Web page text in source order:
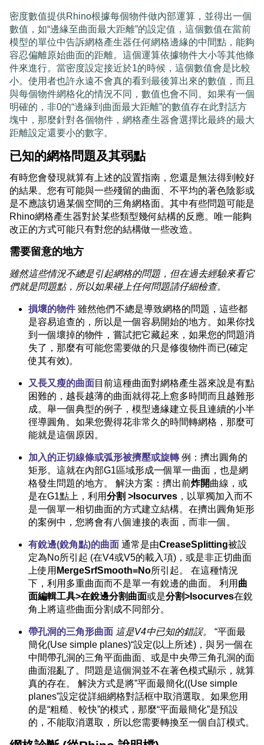
密度數值提供Rhino根據每個物件做內部運算，並得出一個
數值，如“邊緣至曲面最大距離”的設定值，這個數值在當前
模型的單位中告訴網格產生器任何網格邊緣的中間點，能夠
容忍偏離原始曲面的距離。這個運算依據物件大小等其他條
件來進行。當密度設定接近於1的時候，這個數值會是比較
小。使用者也許永遠不會真的看到最後算出來的數值，而且
與每個物件網格化的情況不同，數值也會不同。如果有一個
明確的，非0的“邊緣到曲面最大距離”的數值存在此對話方
塊中，那麼針對各個物件，網格產生器會選擇比最終的最大
距離設定還要小的數字。
已知的網格問題及其弱點
有時您會發現就算有上述的設置指南，您還是無法得到較好
的結果。您有可能與一些殘留的曲面、不平均的著色陰影或
是不應該切過某個空間的三角網格面。其中有些問題可能是
Rhino網格產生器對於某些類型幾何結構的反應。唯一能夠
改正的方式可能只有對您的結構做一些改造。
需要留意的地方
雖然這些情況不總是引起網格的問題，但在過去經驗來看它
們就是問題點，所以如果碰上任何問題請仔細檢查。
損壞的物件雖然他們不總是導致網格的問題，這些都
是容易追查的，所以是一個容易開始的地方。如果你找
到一個壞掉的物件，嘗試把它藏起來，如果您的問題消
失了，那麼有可能您需要做的只是修復物件而已(確定
使其有效)。
又長又瘦的曲面目前這種曲面對網格產生器來說是有點
困難的，越長越薄的曲面就得花上愈多時間而且越難形
成。舉一個典型的例子，模型邊緣建立長且連續的小半
徑導圓角。如果您覺得花非常久的時間轉網格，那麼可
能就是這個原因。
加入的正切線條或弧形被擠壓或旋轉例：擠出圓角的
矩形。這就在內部G1區域形成一個單一曲面，也是網
格發生問題的地方。 解決方案：擠出前炸開曲線，或
是在G1點上，利用分割 >Isocurves ，以單獨加入而不
是一個單一相切曲面的方式建立結構。在擠出圓角矩形
的案例中，您將會有八個連接的表面，而非一個。
有銳邊(銳角點)的曲面 通常是由CreaseSplitting被設
定為No所引起 (在V4或V5的載入項)，或是非正切曲面
上使用 MergeSrfSmooth=No所引起。 在這種情況
下，利用多重曲面而不是單一有銳邊的曲面。 利用 曲
面編輯工具>在銳邊分割曲面或是分割>Isocurves在銳
角上將這些曲面分割成不同部分。
帶孔洞的三角形曲面 這是V4中已知的錯誤。
“平面最
簡化(Use simple planes)“設定(以上所述)，與另一個在
中間帶孔洞的三角平面曲面、或是中央帶三角孔洞的面
曲面混亂了。問題是這個洞並不在著色模式顯示，就算
真的存在。 解決方式是將”平面最簡化((Use simple
planes”設定從詳細網格對話框中取消選取。如果您用
的是“粗糙、較快”的模式，那麼“平面最簡化”是預設
的，不能取消選取，所以您需要轉換至一個自訂模式。